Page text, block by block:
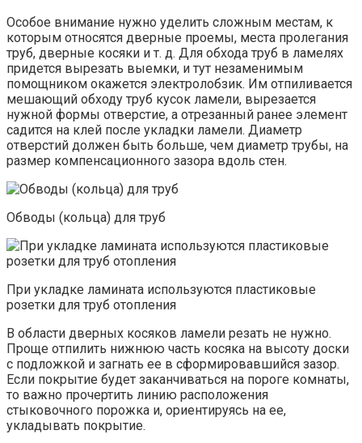
Особое внимание нужно уделить сложным местам, к
которым относятся дверные проемы, места пролегания
труб, дверные косяки и т. д. Для обхода труб в ламелях
придется вырезать выемки, и тут незаменимым
помощником окажется электролобзик. Им отпиливается
мешающий обходу труб кусок ламели, вырезается
нужной формы отверстие, а отрезанный ранее элемент
садится на клей после укладки ламели. Диаметр
отверстий должен быть больше, чем диаметр трубы, на
размер компенсационного зазора вдоль стен.
Обводы (кольца) для труб
При укладке ламината используются пластиковые
розетки для труб отопления
В области дверных косяков ламели резать не нужно.
Проще отпилить нижнюю часть косяка на высоту доски
с подложкой и загнать ее в сформировавшийся зазор.
Если покрытие будет заканчиваться на пороге комнаты,
то важно прочертить линию расположения
стыковочного порожка и, ориентируясь на ее,
укладывать покрытие.